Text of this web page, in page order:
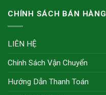
CHÍNH SÁCH BÁN HÀNG
LIÊN HỆ
Chính Sách Vận Chuyển
Hướng Dẫn Thanh Toán